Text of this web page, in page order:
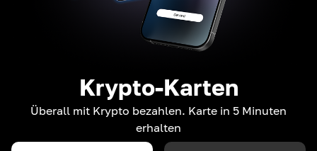
Krypto-Karten
Überall mit Krypto bezahlen. Karte in 5 Minuten
erhalten